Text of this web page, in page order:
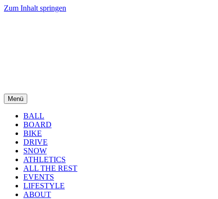
Zum Inhalt springen
Menü
BALL
BOARD
BIKE
DRIVE
SNOW
ATHLETICS
ALL THE REST
EVENTS
LIFESTYLE
ABOUT